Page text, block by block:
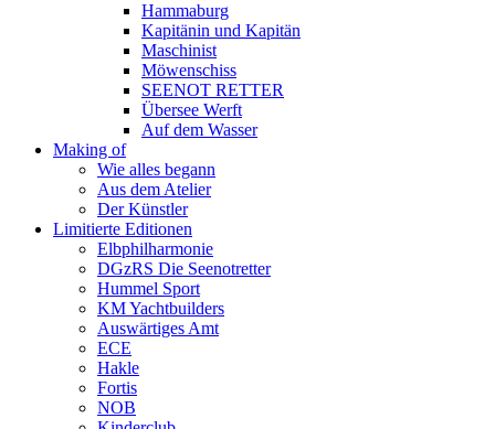
Hammaburg
Kapitänin und Kapitän
Maschinist
Möwenschiss
SEENOT RETTER
Übersee Werft
Auf dem Wasser
Making of
Wie alles begann
Aus dem Atelier
Der Künstler
Limitierte Editionen
Elbphilharmonie
DGzRS Die Seenotretter
Hummel Sport
KM Yachtbuilders
Auswärtiges Amt
ECE
Hakle
Fortis
NOB